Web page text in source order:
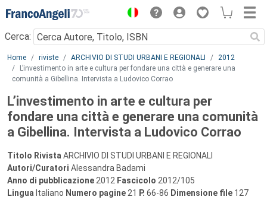
Menu
Cerca:
Main content
Home riviste ARCHIVIO DI STUDI URBANI E REGIONALI
2012
L’investimento in arte e cultura per fondare una città e generare una
comunità a Gibellina. Intervista a Ludovico Corrao
L’investimento in arte e cultura per
fondare una città e generare una comunità
a Gibellina. Intervista a Ludovico Corrao
Titolo Rivista ARCHIVIO DI STUDI URBANI E REGIONALI
Autori/Curatori Alessandra Badami
Anno di pubblicazione 2012 Fascicolo 2012/105
Lingua Italiano Numero pagine 21 P. 66-86 Dimensione file 127